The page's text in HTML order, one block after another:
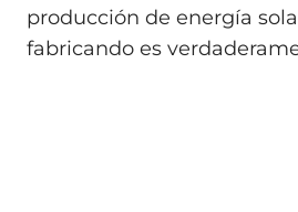
producción de energía
fabricando es